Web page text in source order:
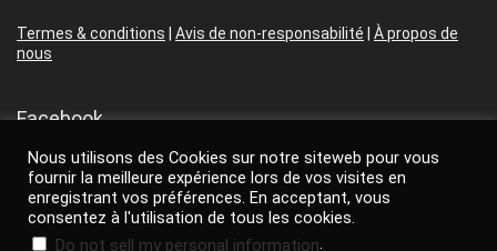
Termes & conditions Avis de non-responsabilité
À propos de
nous
Facebook
Facebook
Nous utilisons des Cookies sur notre siteweb pour vous
fournir la meilleure expérience lors de vos visites en
enregistrant vos préférences. En acceptant, vous
consentez à l'utilisation de tous les cookies.
Do not sell my personal information.